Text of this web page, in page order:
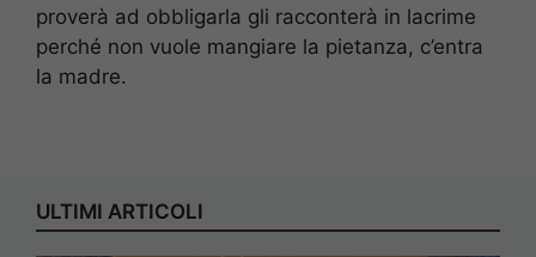
proverà ad obbligarla gli racconterà in lacrime
perché non vuole mangiare la pietanza, c’entra
la madre.
ULTIMI ARTICOLI